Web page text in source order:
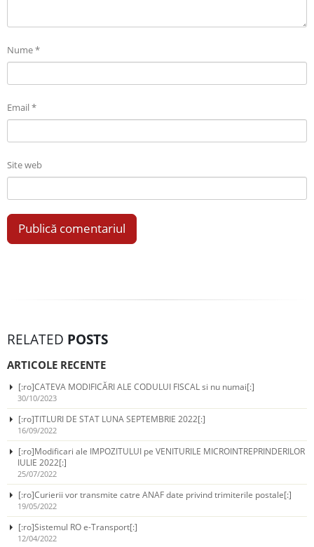
Nume*
Email*
Site web
RELATED POSTS
ARTICOLE RECENTE
[:ro]CATEVA MODIFICĂRI ALE CODULUI FISCAL si nu numai[:]
30/10/2023
[:ro]TITLURI DE STAT LUNA SEPTEMBRIE 2022[:]
16/09/2022
[:ro]Modificari ale IMPOZITULUI pe VENITURILE MICROINTREPRINDERILOR
IULIE 2022[:]
25/07/2022
[:ro]Curierii vor transmite catre ANAF date privind trimiterile postale[:]
19/05/2022
[:ro]Sistemul RO e-Transport[:]
12/04/2022